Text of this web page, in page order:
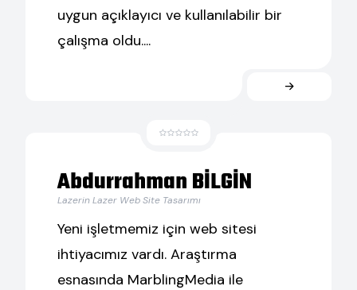
uygun açıklayıcı ve kullanılabilir bir
çalışma oldu....
Abdurrahman BİLGİN
Lazerin Lazer Web Site Tasarımı
Yeni işletmemiz için web sitesi
ihtiyacımız vardı. Araştırma
esnasında MarblingMedia ile